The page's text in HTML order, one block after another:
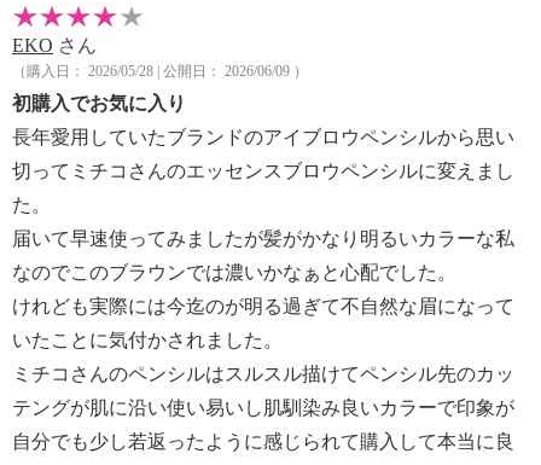
EKO さん
（購入日： 2026/05/28 | 公開日： 2026/06/09 ）
初購入でお気に入り
長年愛用していたブランドのアイブロウペンシルから思い
切ってミチコさんのエッセンスブロウペンシルに変えまし
た。
届いて早速使ってみましたが髪がかなり明るいカラーな私
なのでこのブラウンでは濃いかなぁと心配でした。
けれども実際には今迄のが明る過ぎて不自然な眉になって
いたことに気付かされました。
ミチコさんのペンシルはスルスル描けてペンシル先のカッ
テングが肌に沿い使い易いし肌馴染み良いカラーで印象が
自分でも少し若返ったように感じられて購入して本当に良